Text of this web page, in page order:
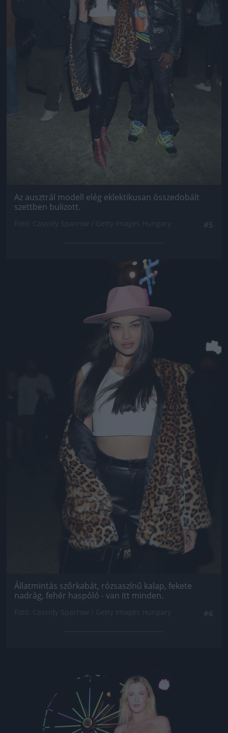
Az ausztrál modell elég eklektikusan összedobált
szettben bulizott.
Jön még kép!
Állatmintás szőrkabát, rózsaszínű kalap, fekete
nadrág, fehér haspóló - van itt minden.